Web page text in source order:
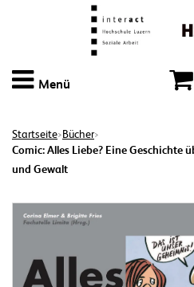
Menü
Startseite>Bücher>
Comic: Alles Liebe? Eine Geschichte
und Gewalt